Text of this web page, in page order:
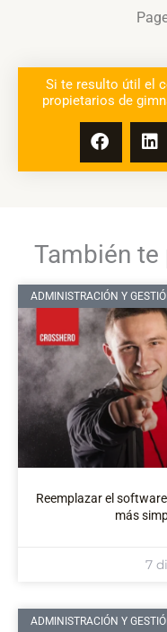
Si te resulto útil el
propietarios de
También te
ADMINISTRACIÓN Y
Reemplazar el
más
7
ADMINISTRACIÓN Y